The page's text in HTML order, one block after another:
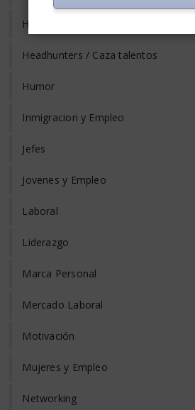
Habilidades Gerenciales
Headhunters / Caza talentos
Humor
Inmigracion y Empleo
Jefes
Jovenes y Empleo
Laboral
Liderazgo
Marca Personal
Mercado Laboral
Motivación
Mujeres y Empleo
Networking